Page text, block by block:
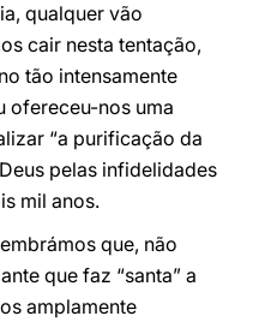
qualquer vão
cair nesta tentação,
tão intensamente
ofereceu-nos uma
“a purificação da
pelas infidelidades
mil anos.
que, não
que faz “santa” a
amplamente